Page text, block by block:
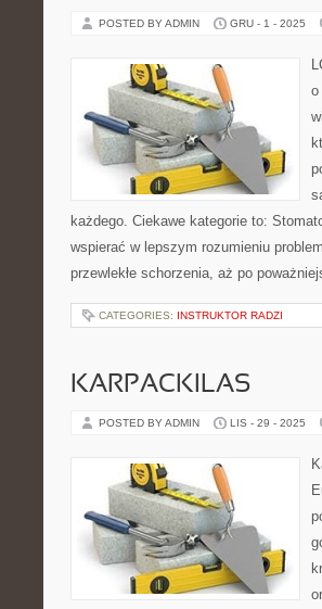
POSTED BY ADMIN GRU - 1 - 2025
o
każdego. Ciekawe kategorie to:
wspierać w lepszym rozumieniu
przewlekłe schorzenia, aż po
CATEGORIES: INSTRUKTOR RADZI
KARPACKILAS
POSTED BY ADMIN LIS - 29 - 2025